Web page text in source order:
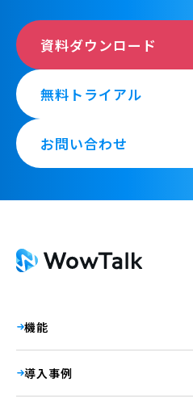
資料ダウンロード
無料トライアル
お問い合わせ
機能
導入事例